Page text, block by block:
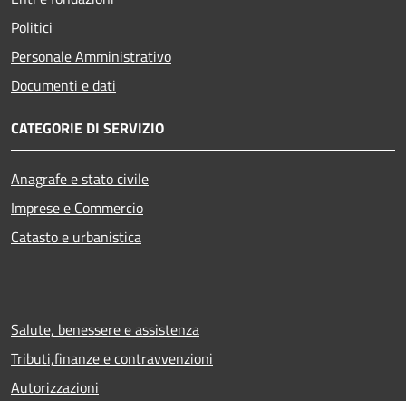
Politici
Personale Amministrativo
Documenti e dati
CATEGORIE DI SERVIZIO
Anagrafe e stato civile
Imprese e Commercio
Catasto e urbanistica
Salute, benessere e assistenza
Tributi,finanze e contravvenzioni
Autorizzazioni